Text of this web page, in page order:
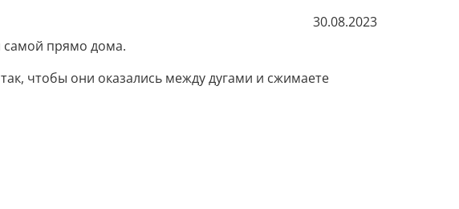
30.08.2023
самой прямо дома.
чтобы они оказались между дугами и сжимаете
Цена щипцов-то меньше 200 рублей. Разница в 10